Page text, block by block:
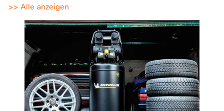
>> Alle anzeigen